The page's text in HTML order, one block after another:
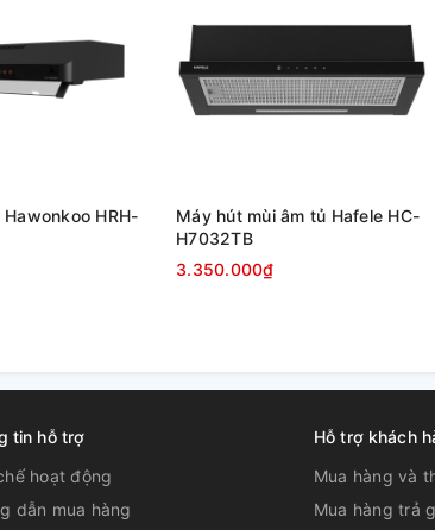
HRH-
Máy hút mùi âm tủ Hafele HC-
H7032TB
3.350.000₫
tin hỗ trợ
hoạt động
dẫn mua hàng
Hỗ trợ khách
Mua hàng và
Mua hàng trả